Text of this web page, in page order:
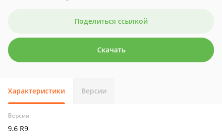
Поделиться ссылкой
Скачать
Характеристики Версии
Версия
9.6 R9